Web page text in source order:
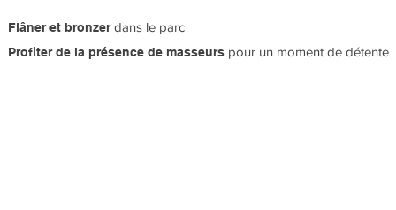
Flâner et bronzerdans le parc
Profiter de la présence de masseurs pour un moment de détente